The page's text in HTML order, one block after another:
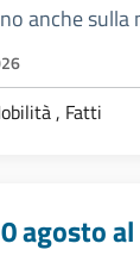
anche sulla
, Fatti
agosto